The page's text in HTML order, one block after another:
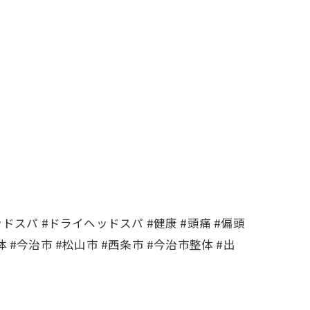
スパ #ドライヘッドスパ #健康 #頭痛 #偏頭
#今治市 #松山市 #西条市 #今治市整体 #出